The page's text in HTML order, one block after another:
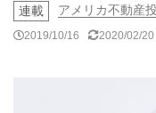
連載 アメリカ不動産
2019/10/16 2020/02/20